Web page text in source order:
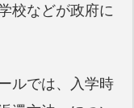
校などが政府に
ルでは、入学時